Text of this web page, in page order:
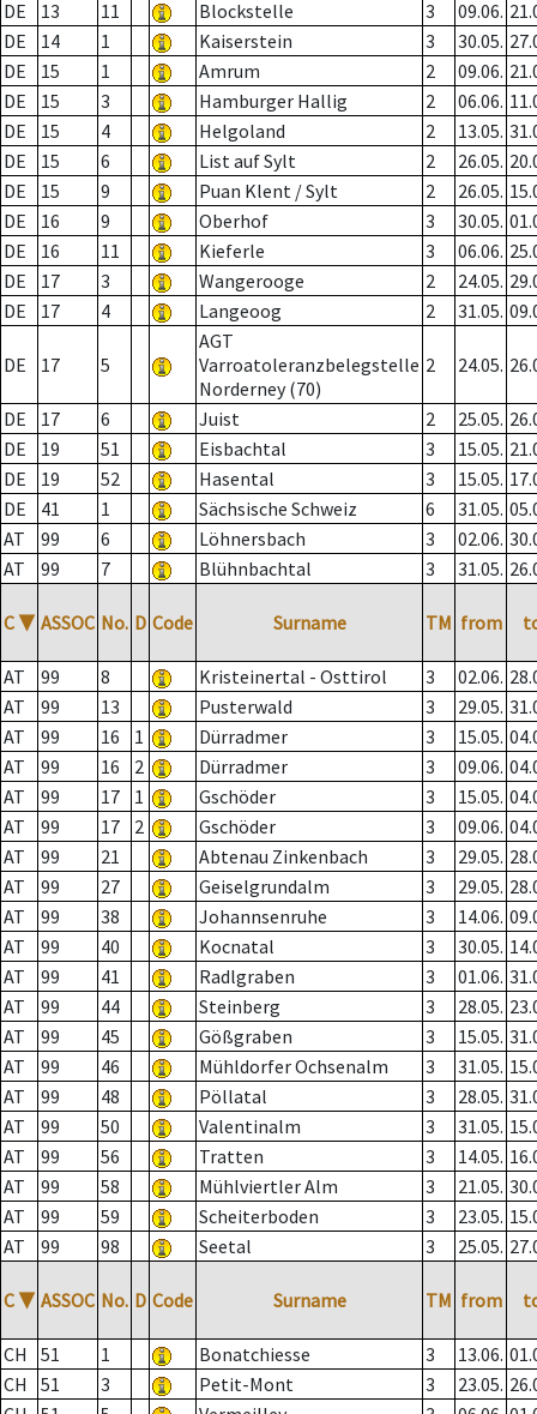
DE
13 11 Blockstelle 3 09.06.
DE
14 1 Kaiserstein 3 30.05.
DE
15 1 Amrum 2 09.06.
DE
15 3 Hamburger Hallig 2 06.06.
DE
15 4 Helgoland 2 13.05.
DE
15 6 List auf Sylt 2 26.05.
DE
15 9 Puan Klent / Sylt 2 26.05.
DE
16 9 Oberhof 3 30.05.
DE
16 11 Kieferle 3 06.06.
DE
17 3 Wangerooge 2 24.05.
DE
17 4 Langeoog 2 31.05.
DE 17 5
AGT
Varroatoleranzbelegstelle
Norderney (70)
2 24.05.
DE 17 6 Juist 2 25.05.
DE
19 51 Eisbachtal 3 15.05.
DE
19 52 Hasental 3 15.05.
DE
41 1 Sächsische Schweiz 6 31.05.
AT
99 6 Löhnersbach 3 02.06.
AT
99 7 Blühnbachtal 3 31.05.
C ▼ ASSOC No. D Code Surname TM from
AT 99 8 Kristeinertal - Osttirol 3 02.06.
AT
99 13 Pusterwald 3 29.05.
AT
99 16 1 Dürradmer 3 15.05.
AT
99 16 2 Dürradmer 3 09.06.
AT
99 17 1 Gschöder 3 15.05.
AT
99 17 2 Gschöder 3 09.06.
AT
99 21 Abtenau Zinkenbach 3 29.05.
AT
99 27 Geiselgrundalm 3 29.05.
AT
99 38 Johannsenruhe 3 14.06.
AT
99 40 Kocnatal 3 30.05.
AT
99 41 Radlgraben 3 01.06.
AT
99 44 Steinberg 3 28.05.
AT
99 45 Gößgraben 3 15.05.
AT
99 46 Mühldorfer Ochsenalm 3 31.05.
AT
99 48 Pöllatal 3 28.05.
AT
99 50 Valentinalm 3 31.05.
AT
99 56 Tratten 3 14.05.
AT
99 58 Mühlviertler Alm 3 21.05.
AT
99 59 Scheiterboden 3 23.05.
AT
99 98 Seetal 3 25.05.
C ▼ ASSOC No. D Code Surname TM from
CH 51 1 Bonatchiesse 3 13.06.
CH
51 3 Petit-Mont 3 23.05.